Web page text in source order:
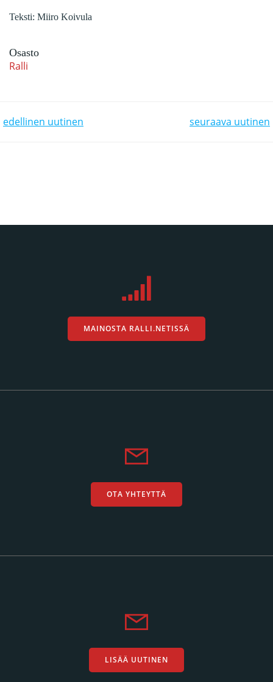
Teksti: Miiro Koivula
Osasto
Ralli
edellinen uutinen seuraava uutinen
MAINOSTA RALLI.NETISSÄ
OTA YHTEYTTÄ
LISÄÄ UUTINEN